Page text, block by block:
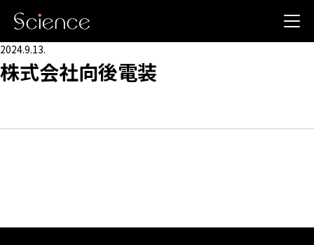
2024.9.13.
株式会社向後電装